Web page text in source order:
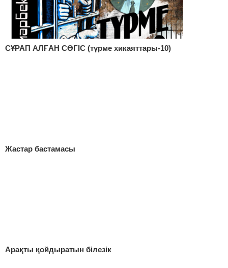
СҰРАП АЛҒАН СӨГІС (түрме хикаяттары-10)
Жастар бастамасы
Арақты қойдыратын білезік